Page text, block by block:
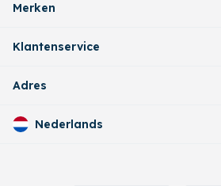
Merken
Klantenservice
Adres
Nederlands